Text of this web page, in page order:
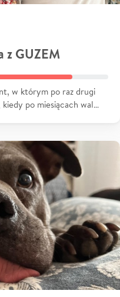
z GUZEM
w którym po raz drugi
kiedy po miesiącach wal…